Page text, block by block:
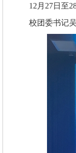
12月27日至
校团委书记